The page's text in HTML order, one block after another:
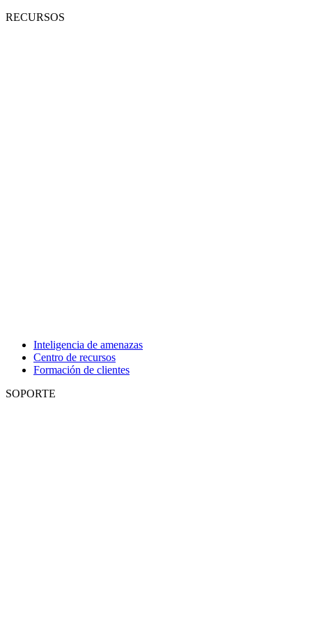
RECURSOS
Inteligencia de amenazas
Centro de recursos
Formación de clientes
SOPORTE